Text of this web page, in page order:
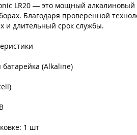
LR20 — это мощный
Благодаря проверенной
и длительный срок службы.
(Alkaline)
1 шт